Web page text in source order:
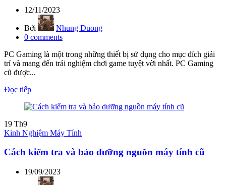
12/11/2023
Bởi
Nhung Duong
0 comments
PC Gaming là một trong những thiết bị sử dụng cho mục đích giải
trí và mang đến trải nghiệm chơi game tuyệt vời nhất. PC Gaming
cũ được...
Đọc tiếp
19 Th9
Kinh Nghiệm Máy Tính
Cách kiểm tra và bảo dưỡng nguồn máy tính cũ
19/09/2023